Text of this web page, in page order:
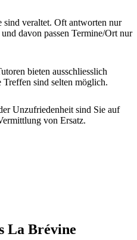
sind veraltet. Oft antworten nur
davon passen Termine/Ort nur
bieten ausschliesslich
sind selten möglich.
Unzufriedenheit sind Sie auf
von Ersatz.
La Brévine